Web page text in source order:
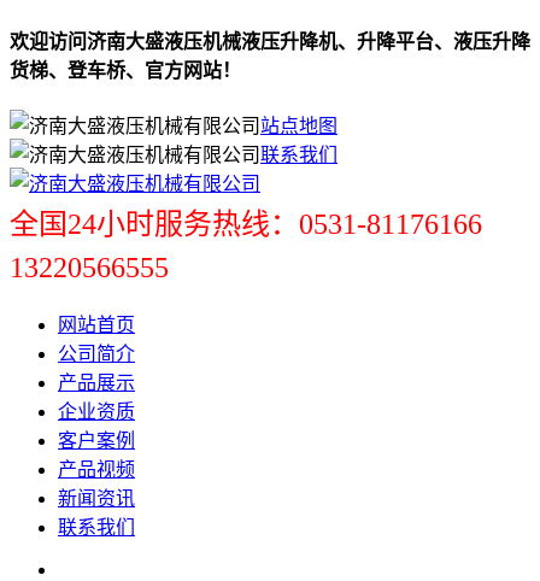
欢迎访问济南大盛液压机械液压升降机、升降平台、液压升降
货梯、登车桥、官方网站！
站点地图
联系我们
全国24小时服务热线：0531-81176166
13220566555
网站首页
公司简介
产品展示
企业资质
客户案例
产品视频
新闻资讯
联系我们